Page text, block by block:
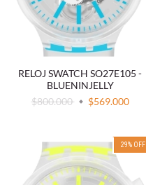
RELOJ SWATCH SO27E105 -
BLUENINJELLY
$800.000
$569.000
29% OFF